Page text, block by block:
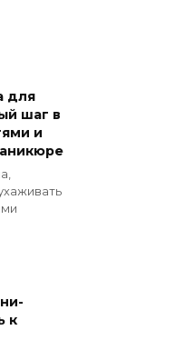
для
шаг в
и
к